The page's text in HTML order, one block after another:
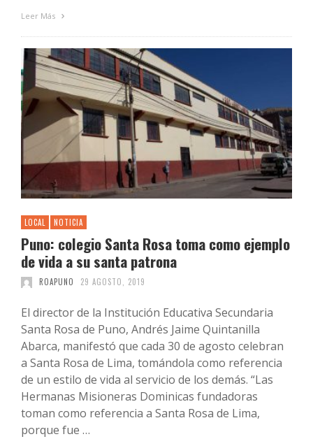
Leer Más
LOCAL NOTICIA
Puno: colegio Santa Rosa toma como ejemplo
de vida a su santa patrona
ROAPUNO 29 AGOSTO, 2019
El director de la Institución Educativa Secundaria
Santa Rosa de Puno, Andrés Jaime Quintanilla
Abarca, manifestó que cada 30 de agosto celebran
a Santa Rosa de Lima, tomándola como referencia
de un estilo de vida al servicio de los demás. “Las
Hermanas Misioneras Dominicas fundadoras
toman como referencia a Santa Rosa de Lima,
porque fue …